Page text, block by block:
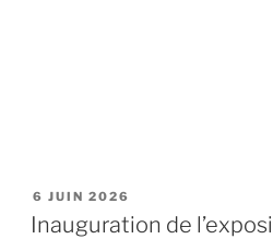
PUBLIÉ
LE
6 JUIN 2026
Inauguration de